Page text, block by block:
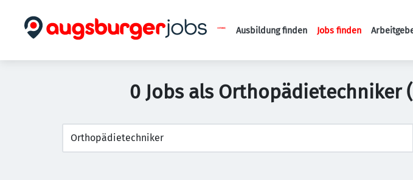
Haupt-
Ausbildung finden Jobs finden
0 Jobs als